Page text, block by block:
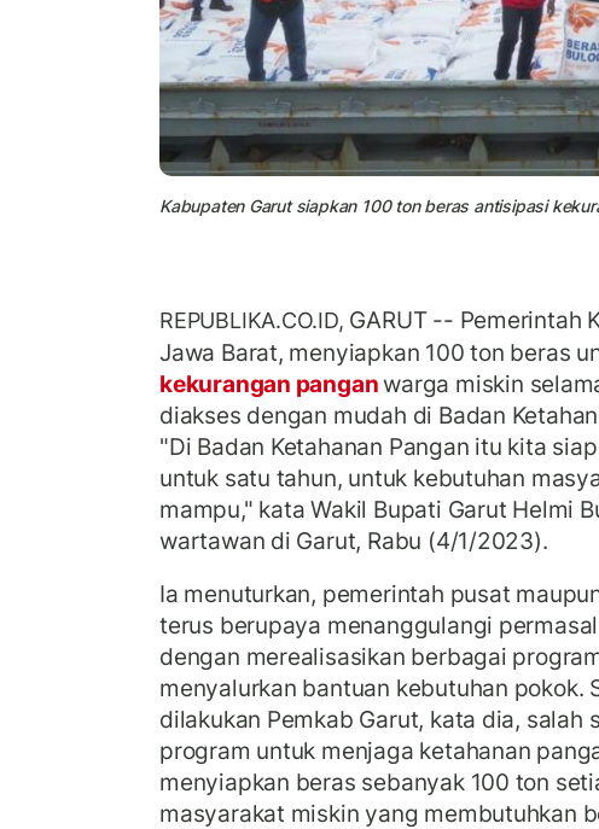
Kabupaten Garut siapkan 100 ton beras antisipasi
REPUBLIKA.CO.ID, GARUT -- Pemerintah
Jawa Barat, menyiapkan 100 ton beras
kekurangan pangan warga miskin
diakses dengan mudah di Badan
"Di Badan Ketahanan Pangan itu kita
untuk satu tahun, untuk kebutuhan
mampu," kata Wakil Bupati Garut Helmi
wartawan di Garut, Rabu (4/1/2023).
Ia menuturkan, pemerintah pusat
terus berupaya menanggulangi
dengan merealisasikan berbagai
menyalurkan bantuan kebutuhan pokok.
dilakukan Pemkab Garut, kata dia, salah
program untuk menjaga ketahanan
menyiapkan beras sebanyak 100 ton
masyarakat miskin yang membutuhkan